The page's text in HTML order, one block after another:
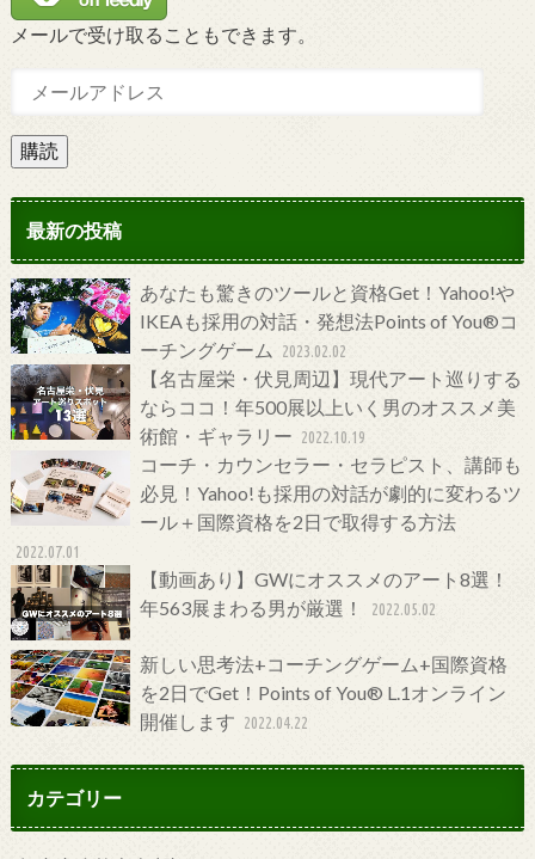
メールで受け取ることもできます。
購読
最新の投稿
あなたも驚きのツールと資格Get！Yahoo!や
IKEAも採用の対話・発想法Points of You®コ
ーチングゲーム
2023.02.02
【名古屋栄・伏見周辺】現代アート巡りする
ならココ！年500展以上いく男のオススメ美
術館・ギャラリー 2022.10.19
コーチ・カウンセラー・セラピスト、講師も
必見！Yahoo!も採用の対話が劇的に変わるツ
ール＋国際資格を2日で取得する方法
2022.07.01
【動画あり】GWにオススメのアート8選！
年563展まわる男が厳選！
2022.05.02
新しい思考法+コーチングゲーム+国際資格
を2日でGet！Points of You® L.1オンライン
開催します 2022.04.22
カテゴリー